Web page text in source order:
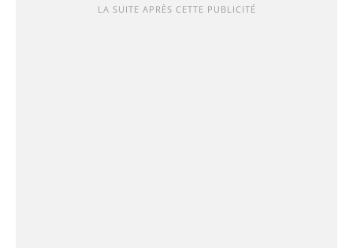
LA SUITE APRÈS CETTE PUBLICITÉ